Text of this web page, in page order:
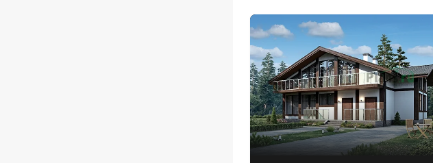
ПОИСК
УЗНАТЬ ТОЧНУЮ